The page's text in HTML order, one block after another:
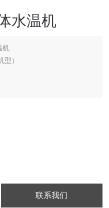
水温机
机
）
联系我们